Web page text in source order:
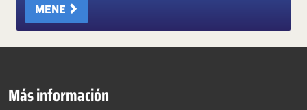
MENE
Más información